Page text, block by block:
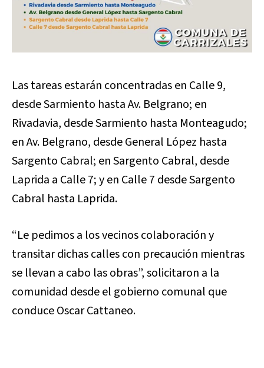
Las tareas estarán concentradas en Calle 9,
desde Sarmiento hasta Av. Belgrano; en
Rivadavia, desde Sarmiento hasta Monteagudo;
en Av. Belgrano, desde General López hasta
Sargento Cabral; en Sargento Cabral, desde
Laprida a Calle 7; y en Calle 7 desde Sargento
Cabral hasta Laprida.
“Le pedimos a los vecinos colaboración y
transitar dichas calles con precaución mientras
se llevan a cabo las obras”, solicitaron a la
comunidad desde el gobierno comunal que
conduce Oscar Cattaneo.